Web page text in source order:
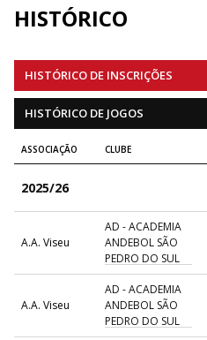
HISTÓRICO
HISTÓRICO DE INSCRIÇÕES
HISTÓRICO DE JOGOS
ASSOCIAÇÃO CLUBE
2025/26
A.A. Viseu
AD - ACADEMIA
ANDEBOL SÃO
PEDRO DO SUL
A.A. Viseu
AD - ACADEMIA
ANDEBOL SÃO
PEDRO DO SUL